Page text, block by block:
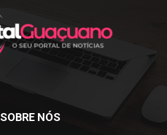
SOBRE NÓS